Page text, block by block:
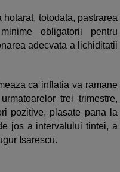
totodata, pastrarea
obligatorii pentru
adecvata a lichiditatii
ca inflatia va ramane
trei trimestre,
pozitive, plasate pana la
jos a intervalului tintei, a
Isarescu.